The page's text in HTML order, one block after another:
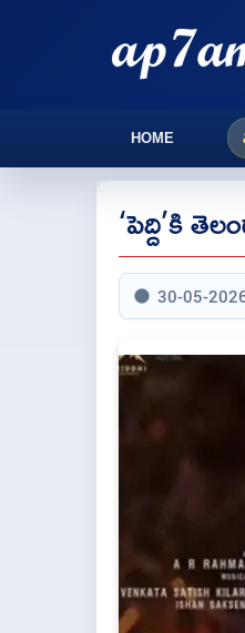
HOME
‘పెద్ది’కి
30-05-